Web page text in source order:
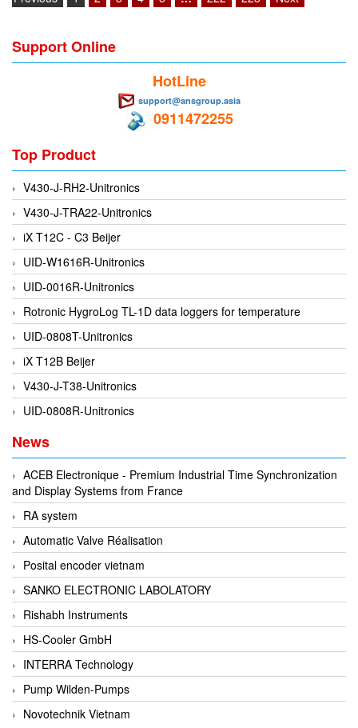
EMCSOSIN
Emerson/Vertiv
Endress+Hauser
Enensys Vietnam
Enerdoor
Enerpac
ENERSYS
Enolgas
Envada
Environmental Compliance Products
EPC
EPE Process Filters & Accumulators
Epro/Emerson
ERE WIRELESS
Erhardt-Leimer
Erhardt-leimer
ERICHSEN
Erinda/Delta
ESA Automation Vietnam
Esa Pyronics
Euchner
EUCHNER GmbH + Co. KG VietNam
Eurotherm Vietnam
Eurovent
Support Online
HotLine
support@ansgroup.asia
0911472255
Top Product
V430-J-RH2-Unitronics
V430-J-TRA22-Unitronics
iX T12C - C3 Beijer
UID-W1616R-Unitronics
UID-0016R-Unitronics
Rotronic HygroLog TL-1D data loggers for temperature
UID-0808T-Unitronics
iX T12B Beijer
V430-J-T38-Unitronics
UID-0808R-Unitronics
News
ACEB Electronique - Premium Industrial Time Synchronization
and Display Systems from France
RA system
Automatic Valve Réalisation
Posital encoder vietnam
SANKO ELECTRONIC LABOLATORY
Rishabh Instruments
HS-Cooler GmbH
INTERRA Technology
Pump Wilden-Pumps
Novotechnik Vietnam